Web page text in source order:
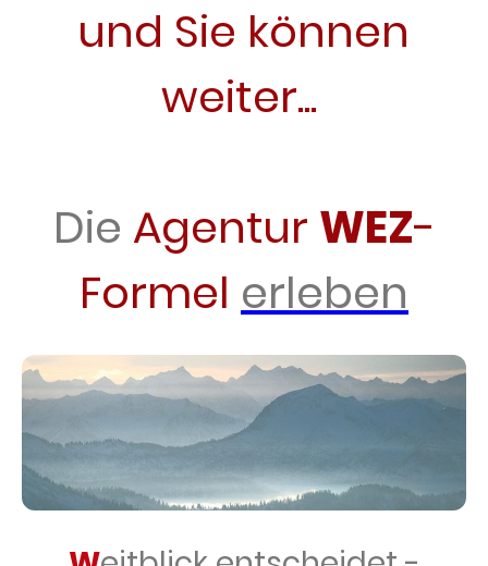
und Sie können
weiter...
Die Agentur WEZ-
Formel erleben